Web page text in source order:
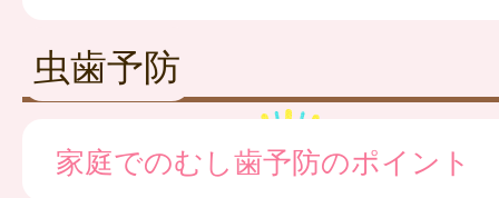
虫歯予防
家庭でのむし歯予防のポイント